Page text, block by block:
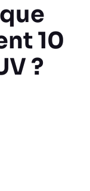
10
?